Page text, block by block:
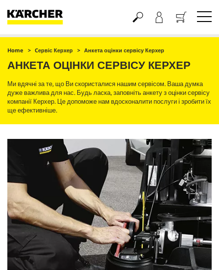
Кошик
Home Cервіс Керхер Анкета оцінки сервісу Керхер
АНКЕТА ОЦІНКИ СЕРВІСУ КЕРХЕР
Ми вдячні за те, що Ви скористалися нашим сервісом. Ваша думка
дуже важлива для нас. Будь ласка, заповніть анкету з оцінки сервісу
компанії Керхер. Це допоможе нам вдосконалити послуги і зробити їх
ще ефективніше.